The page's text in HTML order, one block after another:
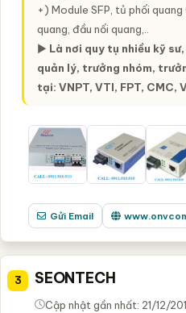
+) Module SFP, tủ phối
quang, đầu nối quang,..
► Là nơi quy tụ nhiều kỹ
quản lý, trưởng nhóm,
tại: VNPT, VTI, FPT, CMC,
Gửi Email
3 SEONTECH
Cập nhật gần nhất: 21/12/